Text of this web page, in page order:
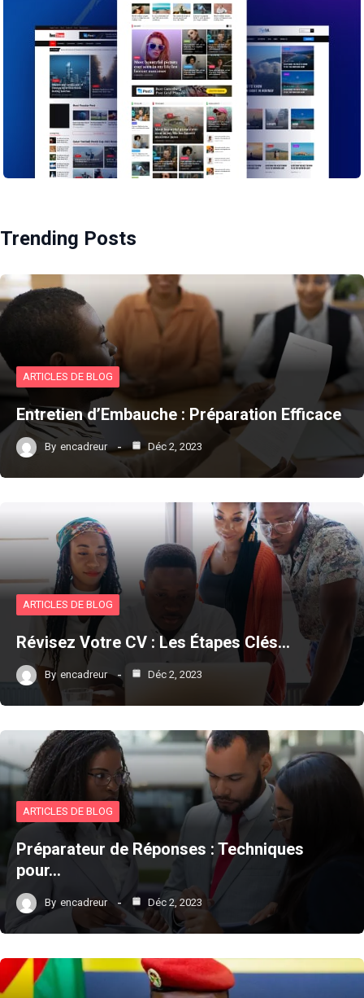
Trending Posts
ARTICLES DE BLOG
Entretien d’Embauche : Préparation Efficace
By encadreur Déc 2, 2023
ARTICLES DE BLOG
Révisez Votre CV : Les Étapes Clés…
By encadreur Déc 2, 2023
ARTICLES DE BLOG
Préparateur de Réponses : Techniques
pour…
By encadreur Déc 2, 2023